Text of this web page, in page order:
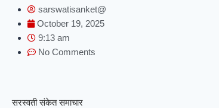
sarswatisanket@
October 19, 2025
9:13 am
No Comments
सरस्वती संकेत समाचार